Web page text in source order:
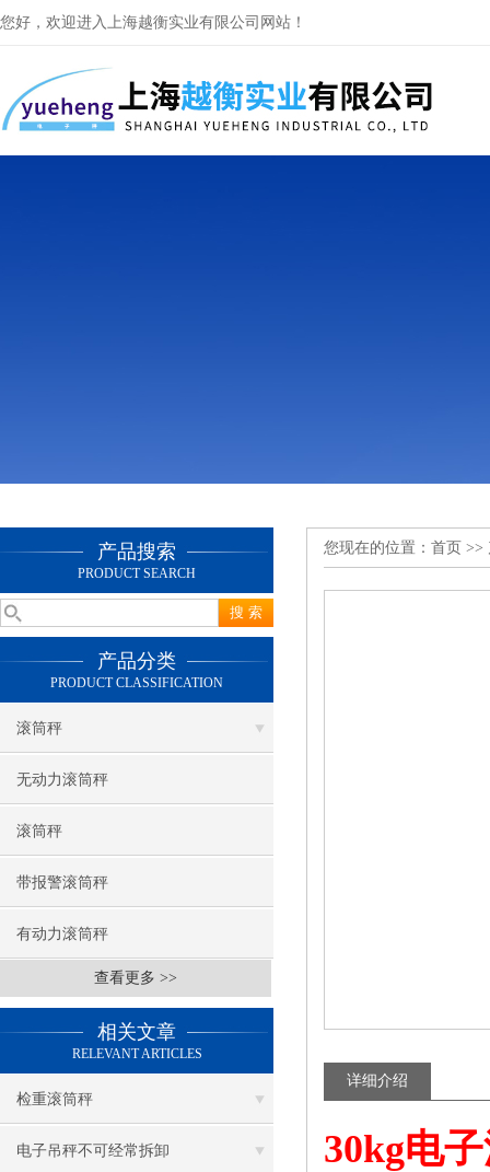
您好，欢迎进入上海越衡实业有限公司网站！
产品搜索
PRODUCT SEARCH
产品分类
PRODUCT CLASSIFICATION
滚筒秤
无动力滚筒秤
滚筒秤
带报警滚筒秤
有动力滚筒秤
查看更多 >>
相关文章
RELEVANT ARTICLES
检重滚筒秤
电子吊秤不可经常拆卸
您现在的位置： 首页 >>
详细介绍
30kg电